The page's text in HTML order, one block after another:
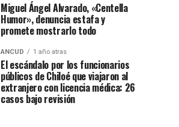
Miguel Ángel Alvarado, «Centella
Humor», denuncia estafa y
promete mostrarlo todo
ANCUD 1 año atras
El escándalo por los funcionarios
públicos de Chiloé que viajaron al
extranjero con licencia médica: 26
casos bajo revisión